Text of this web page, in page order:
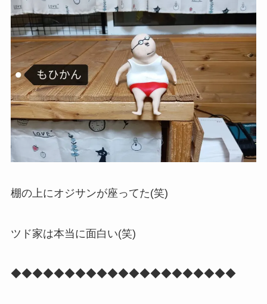
棚の上にオジサンが座ってた(笑)
ツド家は本当に面白い(笑)
◆◆◆◆◆◆◆◆◆◆◆◆◆◆◆◆◆◆◆◆◆